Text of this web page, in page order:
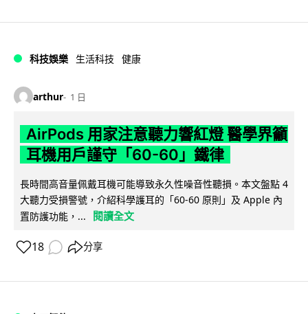
科技娛樂 生活科技 健康
arthur 1 日
AirPods 用家注意聽力響紅燈 醫學界籲
耳機用戶謹守「60-60」鐵律
長時間高音量佩戴耳機可能導致永久性噪音性聽損。本文盤點 4
大聽力受損警號，介紹科學護耳的「60-60 原則」及 Apple 內
置防護功能，...
閱讀全文
18 分享